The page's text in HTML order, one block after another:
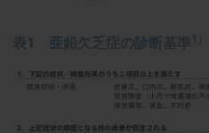
表1 亜鉛欠乏症の診断基準1）